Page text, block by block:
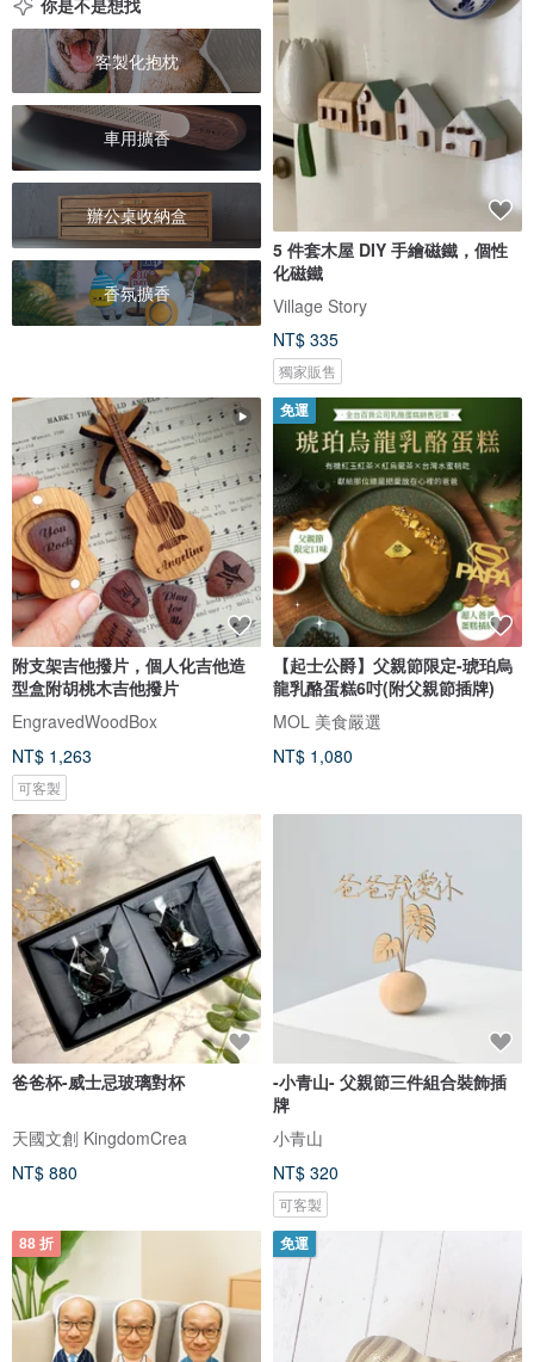
客製化抱枕
車用擴香
辦公桌收納盒
香氛擴香
5 件套木屋 DIY 手繪磁鐵，個性
化磁鐵
Village Story
NT$ 335
獨家販售
附支架吉他撥片，個人化吉他造
型盒附胡桃木吉他撥片
EngravedWoodBox
NT$ 1,263
可客製
免運
【起士公爵】父親節限定-琥珀烏
龍乳酪蛋糕6吋(附父親節插牌)
MOL 美食嚴選
NT$ 1,080
爸爸杯-威士忌玻璃對杯
天國文創 KingdomCrea
NT$ 880
-小青山- 父親節三件組合裝飾插
牌
小青山
NT$ 320
可客製
88 折 免運